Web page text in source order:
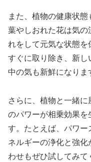
また、植物の健康状
葉やしおれた花は気の
れをして元気な状態
すぐに取り除き、新
中の気も新鮮になりま
さらに、植物と一緒
のパワーが相乗効果を
す。たとえば、パワ
ネルギーの浄化と強
わせもぜひ試してみて